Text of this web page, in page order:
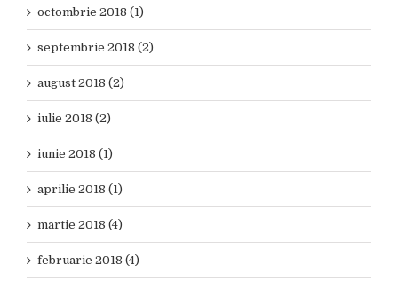
octombrie 2018 (1)
septembrie 2018 (2)
august 2018 (2)
iulie 2018 (2)
iunie 2018 (1)
aprilie 2018 (1)
martie 2018 (4)
februarie 2018 (4)